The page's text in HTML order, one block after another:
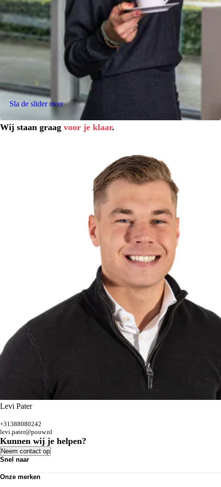
Wij staan graag voor je klaar.
Sla de slider over
Levi Pater
+31388080242
levi.pater@pouw.nl
Kunnen wij je helpen?
Neem contact op
Snel naar
Bedrijfswagens
Onze merken